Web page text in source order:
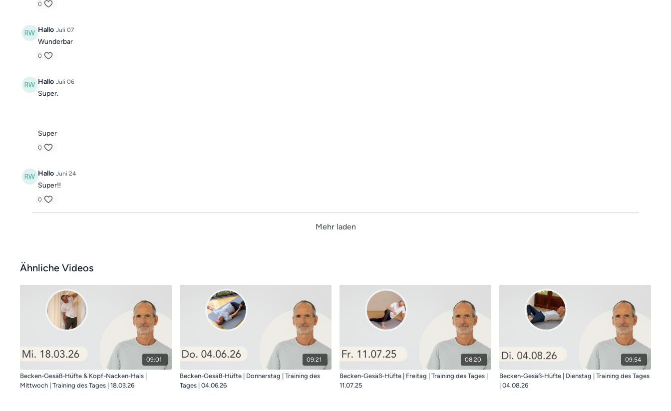
0
Hallo Juli 07
Wunderbar
0
Hallo Juli 06
Super.
Super
0
Hallo Juni 24
Super!!
0
Mehr laden
Ähnliche Videos
09:01
Becken-Gesäß-Hüfte & Kopf-Nacken-Hals |
Mittwoch | Training des Tages | 18.03.26
09:21
Becken-Gesäß-Hüfte | Donnerstag | Training des
Tages | 04.06.26
08:20
Becken-Gesäß-Hüfte | Freitag | Training des Tages |
11.07.25
09:54
Becken-Gesäß-Hüfte | Dienstag | Training des Tages
| 04.08.26